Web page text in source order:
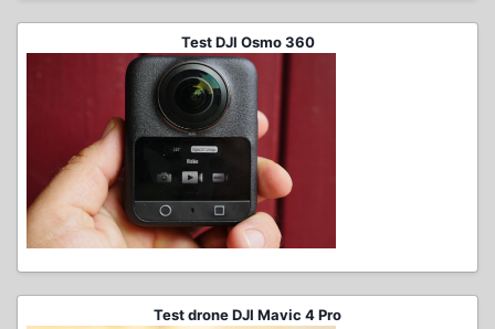
Test DJI Osmo 360
Test drone DJI Mavic 4 Pro